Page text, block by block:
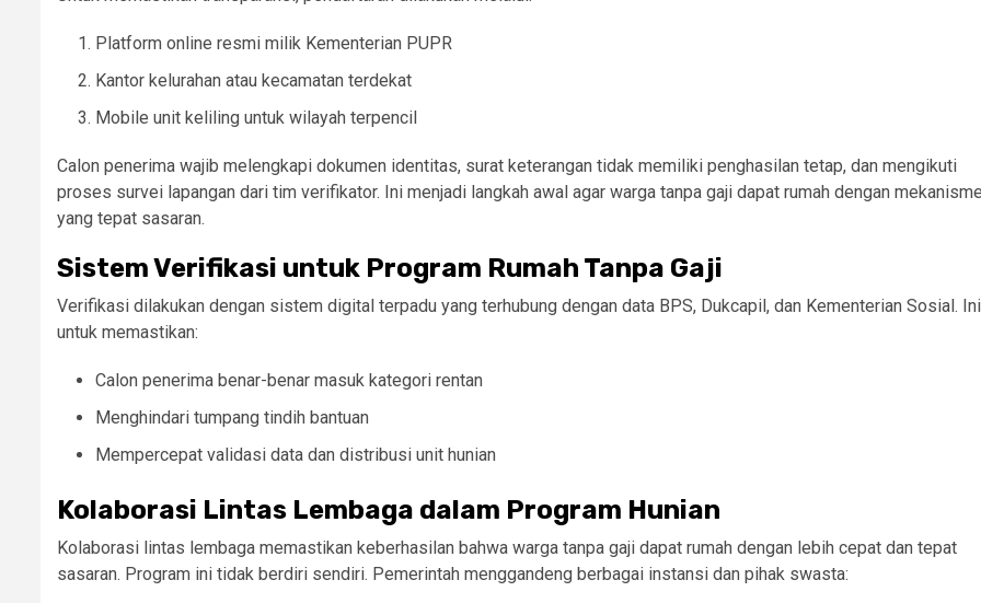
Platform online resmi milik Kementerian PUPR
Kantor kelurahan atau kecamatan terdekat
Mobile unit keliling untuk wilayah terpencil
Calon penerima wajib melengkapi dokumen identitas, surat keterangan tidak memiliki penghasilan tetap, dan mengikuti
proses survei lapangan dari tim verifikator. Ini menjadi langkah awal agar warga tanpa gaji dapat rumah dengan
yang tepat sasaran.
Sistem Verifikasi untuk Program Rumah Tanpa Gaji
Verifikasi dilakukan dengan sistem digital terpadu yang terhubung dengan data BPS, Dukcapil, dan Kementerian Sosial. Ini
untuk memastikan:
Calon penerima benar-benar masuk kategori rentan
Menghindari tumpang tindih bantuan
Mempercepat validasi data dan distribusi unit hunian
Kolaborasi Lintas Lembaga dalam Program Hunian
Kolaborasi lintas lembaga memastikan keberhasilan bahwa warga tanpa gaji dapat rumah dengan lebih cepat dan tepat
sasaran. Program ini tidak berdiri sendiri. Pemerintah menggandeng berbagai instansi dan pihak swasta: